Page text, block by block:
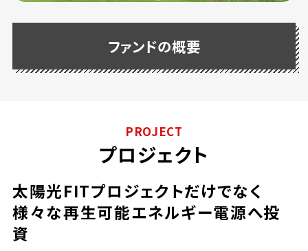
ファンドの概要
PROJECT
プロジェクト
太陽光FITプロジェクトだけでなく
様々な再生可能エネルギー電源へ投
資